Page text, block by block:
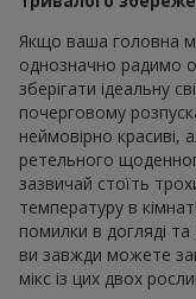
Якщо ваша головна
однозначно радимо
зберігати ідеальну
почерговому
неймовірно красиві,
ретельного
зазвичай стоїть
температуру в
помилки в догляді
ви завжди можете
мікс із цих двох